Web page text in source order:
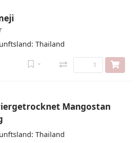
Thailand
Mangostan
Thailand